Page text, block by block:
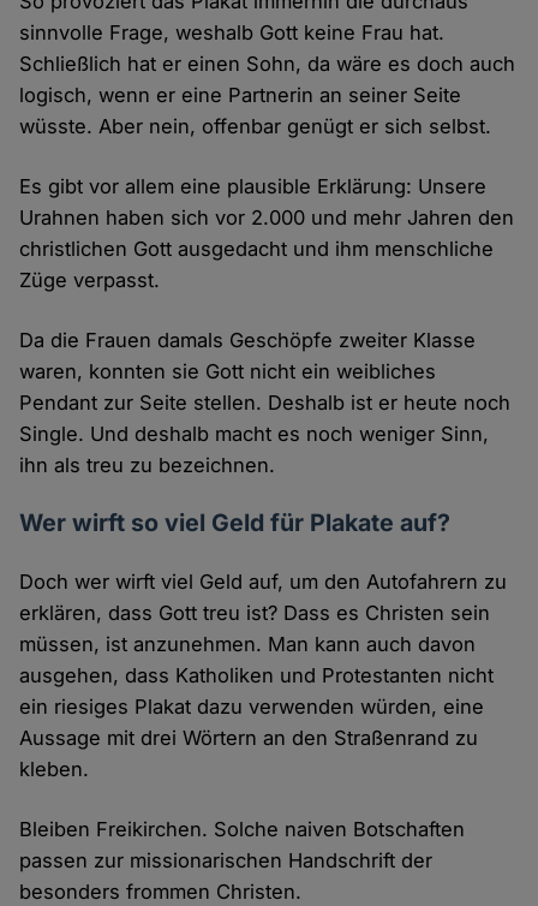
sinnvolle Frage, weshalb Gott keine Frau hat.
Schließlich hat er einen Sohn, da wäre es doch auch
logisch, wenn er eine Partnerin an seiner Seite
wüsste. Aber nein, offenbar genügt er sich selbst.
Es gibt vor allem eine plausible Erklärung: Unsere
Urahnen haben sich vor 2.000 und mehr Jahren den
christlichen Gott ausgedacht und ihm menschliche
Züge verpasst.
Da die Frauen damals Geschöpfe zweiter Klasse
waren, konnten sie Gott nicht ein weibliches
Pendant zur Seite stellen. Deshalb ist er heute noch
Single. Und deshalb macht es noch weniger Sinn,
ihn als treu zu bezeichnen.
Wer wirft so viel Geld für Plakate auf?
Doch wer wirft viel Geld auf, um den Autofahrern zu
erklären, dass Gott treu ist? Dass es Christen sein
müssen, ist anzunehmen. Man kann auch davon
ausgehen, dass Katholiken und Protestanten nicht
ein riesiges Plakat dazu verwenden würden, eine
Aussage mit drei Wörtern an den Straßenrand zu
kleben.
Bleiben Freikirchen. Solche naiven Botschaften
passen zur missionarischen Handschrift der
besonders frommen Christen.